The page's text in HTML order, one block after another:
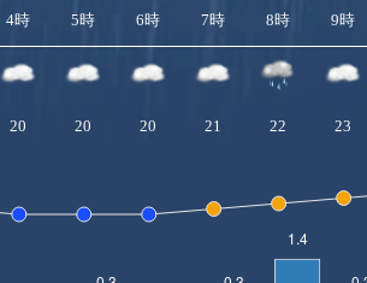
4時 5時 6時 7時 8時 9時
20 20 20 21 22 23